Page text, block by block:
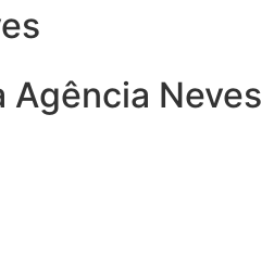
Agência Neves